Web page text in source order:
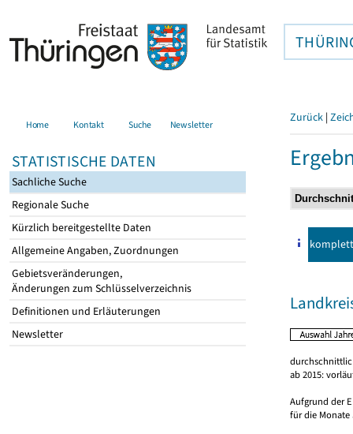
Home Kontakt Suche Newsletter
STATISTISCHE DATEN
Sachliche Suche
Regionale Suche
Kürzlich bereitgestellte Daten
Allgemeine Angaben, Zuordnungen
Gebietsveränderungen,
Änderungen zum Schlüsselverzeichnis
Definitionen und Erläuterungen
Newsletter
Zurück |
komplett
ab 2015:
Aufgrund der
für die Monate